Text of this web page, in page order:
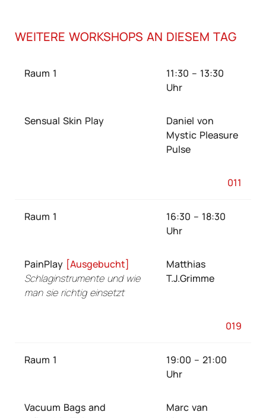
WEITERE WORKSHOPS AN DIESEM TAG
Raum 1
11:30 – 13:30
Uhr
Sensual Skin Play
Daniel von
Mystic Pleasure
Pulse
011
Raum 1
16:30 – 18:30
Uhr
PainPlay [Ausgebucht]
Schlaginstrumente und wie
man sie richtig einsetzt
Matthias
T.J.Grimme
019
Raum 1
19:00 – 21:00
Uhr
Vacuum Bags and
Marc van